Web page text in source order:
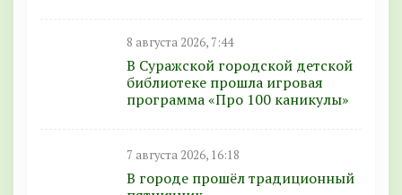
8 августа 2026, 7:44
В Суражской городской детской
библиотеке прошла игровая
программа «Про 100 каникулы»
7 августа 2026, 16:18
В городе прошёл традиционный